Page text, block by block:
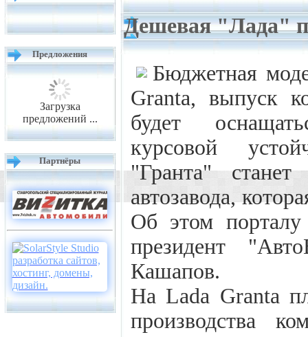
Предложения
Загрузка
предложений ...
Партнёры
Дешевая "Лада"
Бюджетная
Granta, выпуск
будет
курсовой
"Гранта"
автозавода,
Об этом порталу
президент
Кашапов.
На Lada Granta
производства